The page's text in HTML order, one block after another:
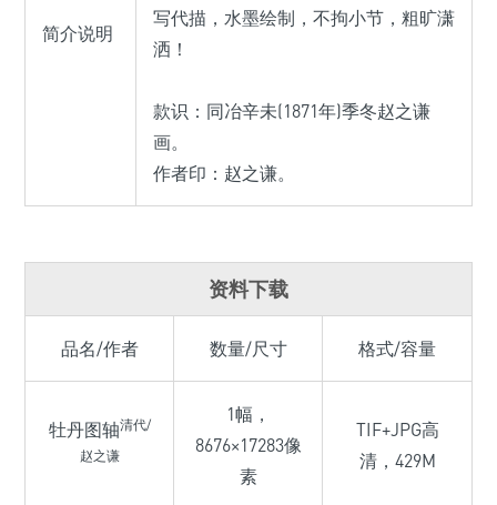
简介说明
写代描，水墨绘制，不拘小节，粗旷潇
洒！
款识：同冶辛未(1871年)季冬赵之谦
画。
作者印：赵之谦。
资料下载
品名/作者 数量/尺寸 格式/容量
牡丹图轴清代/
赵之谦
1幅，
8676×17283像
素
TIF+JPG高
清，429M